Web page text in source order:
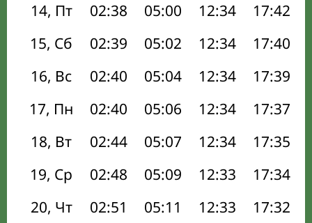
14, Пт
02:38 05:00 12:34 17:42
15, Сб
02:39 05:02 12:34 17:40
16, Вс
02:40 05:04 12:34 17:39
17, Пн
02:40 05:06 12:34 17:37
18, Вт
02:44 05:07 12:34 17:35
19, Ср
02:48 05:09 12:33 17:34
20, Чт
02:51 05:11 12:33 17:32